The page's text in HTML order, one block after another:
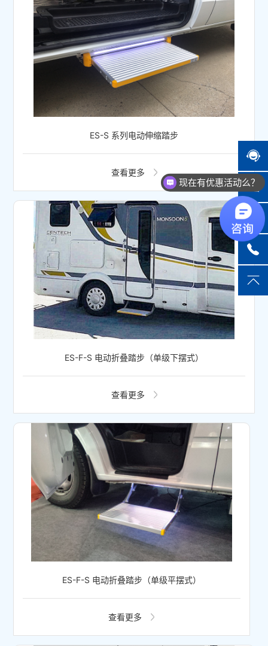
ES-S 系列电动伸缩踏步
查看更多
ES-F-S 电动折叠踏步（单级下摆式）
查看更多
ES-F-S 电动折叠踏步（单级平摆式）
查看更多
可以介绍下你们的产品么？
现在有优惠活动么？